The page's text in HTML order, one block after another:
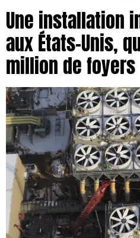
Une installation
aux États-Unis,
million de foyers